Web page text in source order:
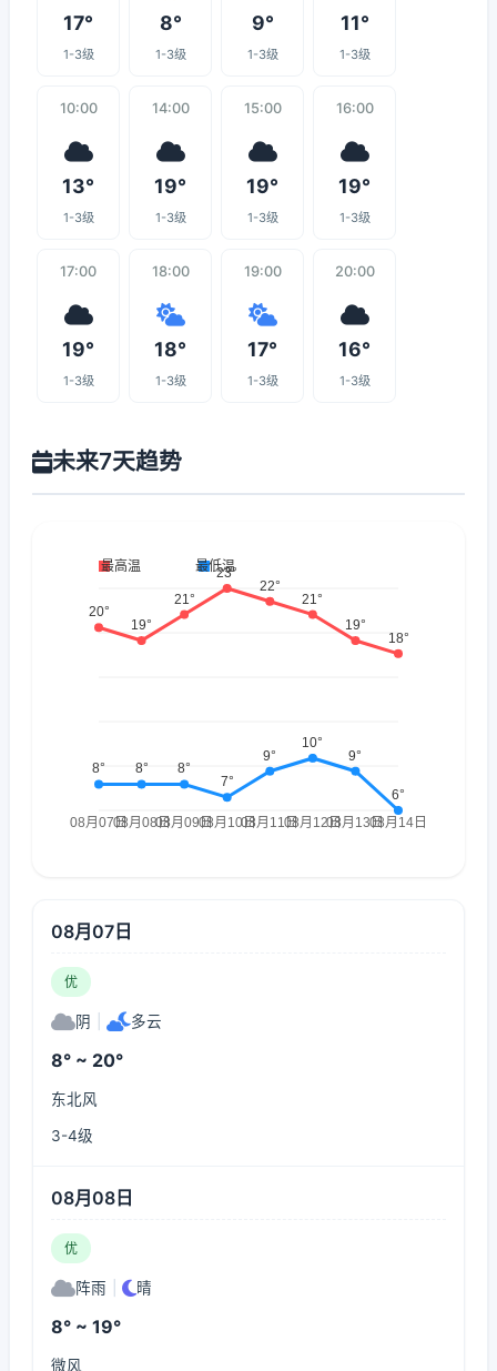
17°
1-3级
8°
1-3级
9°
1-3级
11°
1-3级
10:00
13°
1-3级
14:00
19°
1-3级
15:00
19°
1-3级
16:00
19°
1-3级
17:00
19°
1-3级
18:00
18°
1-3级
19:00
17°
1-3级
20:00
16°
1-3级
未来7天趋势
08月07日
优
阴 多云
8° ~ 20°
东北风
3-4级
08月08日
优
阵雨 晴
8° ~ 19°
微风